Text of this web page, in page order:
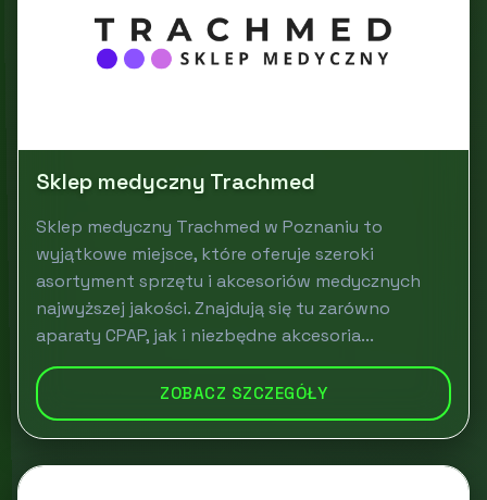
Sklep medyczny Trachmed
Sklep medyczny Trachmed w Poznaniu to
wyjątkowe miejsce, które oferuje szeroki
asortyment sprzętu i akcesoriów medycznych
najwyższej jakości. Znajdują się tu zarówno
aparaty CPAP, jak i niezbędne akcesoria...
ZOBACZ SZCZEGÓŁY